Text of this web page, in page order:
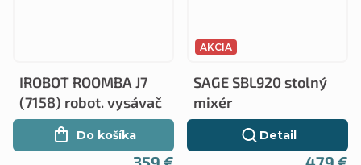
IROBOT ROOMBA J7
(7158) robot. vysávač
Do košíka
AKCIA
SAGE SBL920 stolný
mixér
Detail